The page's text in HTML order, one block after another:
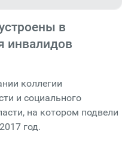
в
инвалидов
коллегии
и социального
на котором подвели
год.